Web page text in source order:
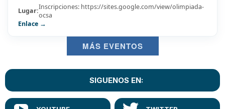
Lugar:Inscripciones: https://sites.google.com/view/olimpiada-
ocsa
Enlace →
MÁS EVENTOS
SIGUENOS EN: